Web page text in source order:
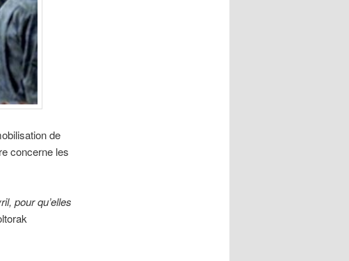
de
concerne les
pour qu’elles